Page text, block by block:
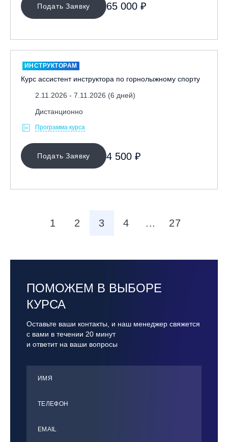
Подать Заявку 65 000 ₽
ИНСТРУКТОРАМ
Курс ассистент инструктора по горнолыжному спорту
2.11.2026 - 7.11.2026 (6 дней)
Дистанционно
Программа курса
Подать Заявку 4 500 ₽
1 2 3 4 ... 27
ПОМОЖЕМ В ВЫБОРЕ
КУРСА
Оставьте ваши контакты, и наш менеджер свяжется
с вами в течении 20 минут
и ответит на ваши вопросы
ИМЯ
ТЕЛЕФОН
ЕMАIL